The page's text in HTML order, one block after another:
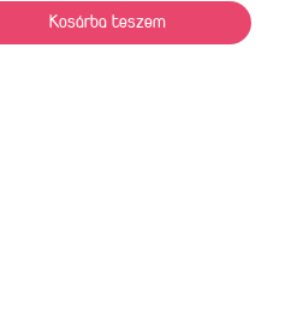
Kosárba teszem